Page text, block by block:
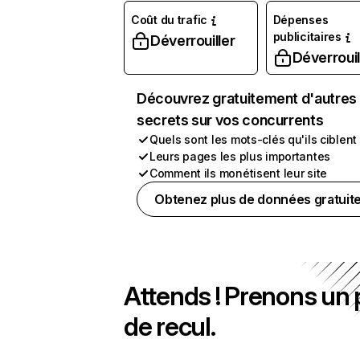
Coût du trafic
Déverrouiller
Dépenses
publicitaires
Découvrez gratuitement d'autres
secrets sur vos concurrents
Quels sont les mots-clés qu'ils ciblent
Leurs pages les plus importantes
Comment ils monétisent leur site
Obtenez plus de données
Attends ! Prenons un
de recul.